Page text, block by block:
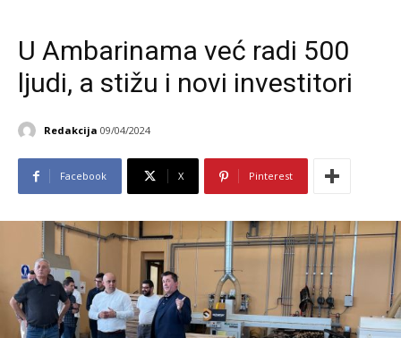
U Ambarinama već radi 500
ljudi, a stižu i novi investitori
Redakcija 09/04/2024
Facebook X Pinterest